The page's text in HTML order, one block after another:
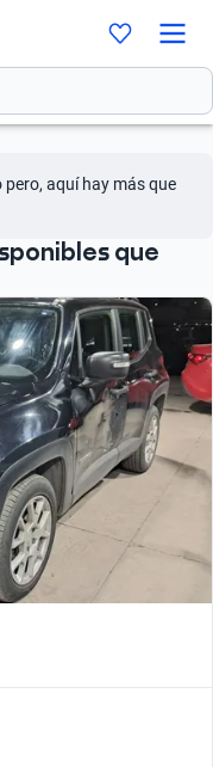
pero, aquí hay más que
que